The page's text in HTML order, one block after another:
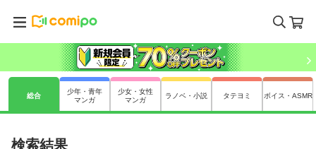
総合
少年・青年
マンガ
少女・女性
マンガ
ラノベ・小説 タテヨミ ボイス・ASMR
検索結果